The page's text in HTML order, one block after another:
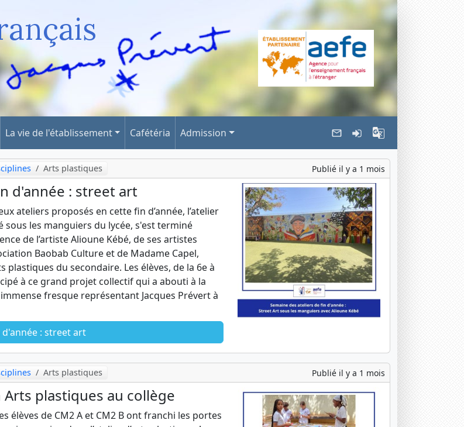
La vie de l'établissement Cafétéria Admission
Arts plastiques Publié il y a 1 mois
d'année : street art
ateliers proposés en cette fin d’année, l’atelier
sous les manguiers du lycée, s'est terminé
de l’artiste Alioune Kébé, de ses artistes
Baobab Culture et de Madame Capel,
plastiques du secondaire. Les élèves, de la 6e à
à ce grand projet collectif qui a abouti à la
fresque représentant Jacques Prévert à
: street art
Arts plastiques Publié il y a 1 mois
Arts plastiques au collège
élèves de CM2 A et CM2 B ont franchi les portes